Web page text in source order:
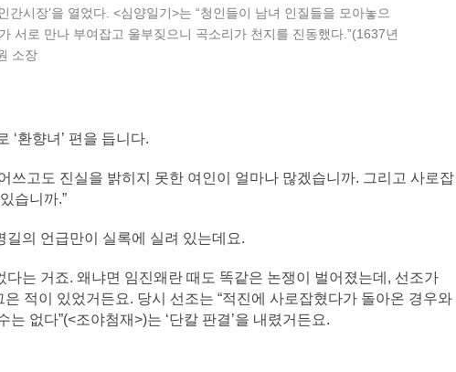
간시장’을 열었다. <심양일기>는 “청인들이 남녀 인질들을 모아놓으
서로 만나 부여잡고 울부짖으니 곡소리가 천지를 진동했다.”(1637년
소장
‘환향녀’ 편을 듭니다.
쓰고도 진실을 밝히지 못한 여인이 얼마나 많겠습니까. 그리고 사로잡
습니까.”
의 언급만이 실록에 실려 있는데요.
는 거죠. 왜냐면 임진왜란 때도 똑같은 논쟁이 벌어졌는데, 선조가
적이 있었거든요. 당시 선조는 “적진에 사로잡혔다가 돌아온 경우와
없다”(<조야첨재>)는 ‘단칼 판결’을 내렸거든요.